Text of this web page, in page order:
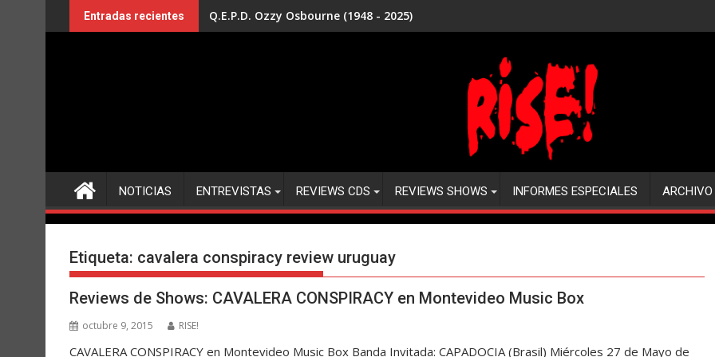
al
Entradas recientes Q.E.P.D. Ozzy Osbourne (1948 - 2025)
NOTICIAS ENTREVISTAS REVIEWS CDS REVIEWS SHOWS INFORMES ESPECIALES ARCHIVO
Etiqueta: cavalera conspiracy review uruguay
Reviews de Shows: CAVALERA CONSPIRACY en Montevideo Music Box
octubre 9, 2015 RISE!
CAVALERA CONSPIRACY en Montevideo Music Box Banda Invitada: CAPADOCIA (Brasil) Miércoles 27 de Mayo de